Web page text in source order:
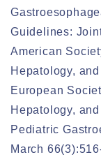
Guidelines:
American
Hepatology,
European
Hepatology,
Pediatric
March